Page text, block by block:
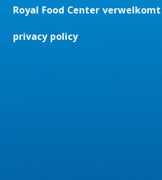
Royal Food Center
privacy policy